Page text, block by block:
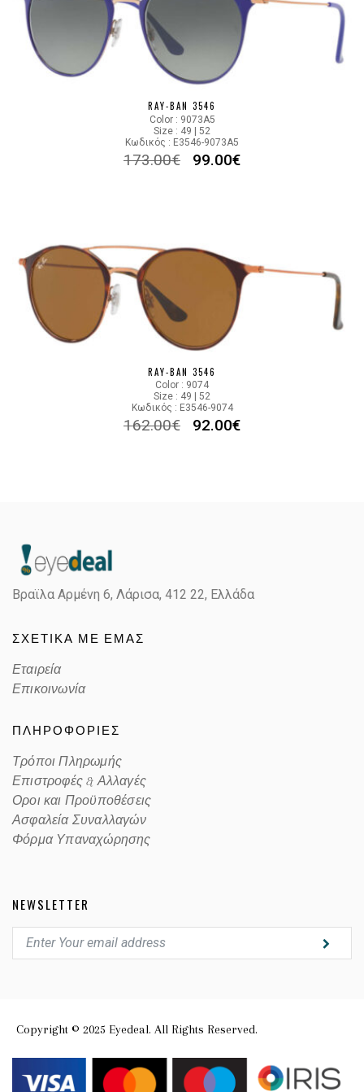
RAY-BAN 3546
Color : 9073A5
Size : 49 | 52
Κωδικός : E3546-9073A5
173.00€ 99.00€
RAY-BAN 3546
Color : 9074
Size : 49 | 52
Κωδικός : E3546-9074
162.00€ 92.00€
Βραϊλα Αρμένη 6, Λάρισα, 412 22, Ελλάδα
ΣΧΕΤΙΚΑ ΜΕ ΕΜΑΣ
Εταιρεία
Επικοινωνία
ΠΛΗΡΟΦΟΡΙΕΣ
Τρόποι Πληρωμής
Επιστροφές & Αλλαγές
Οροι και Προϋποθέσεις
Ασφαλεία Συναλλαγών
Φόρμα Υπαναχώρησης
NEWSLETTER
Copyright © 2025 Eyedeal. All Rights Reserved.